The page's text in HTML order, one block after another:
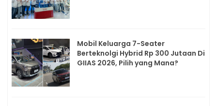
Mobil Keluarga 7-Seater
Berteknolgi Hybrid Rp 300 Jutaan Di
GIIAS 2026, Pilih yang Mana?